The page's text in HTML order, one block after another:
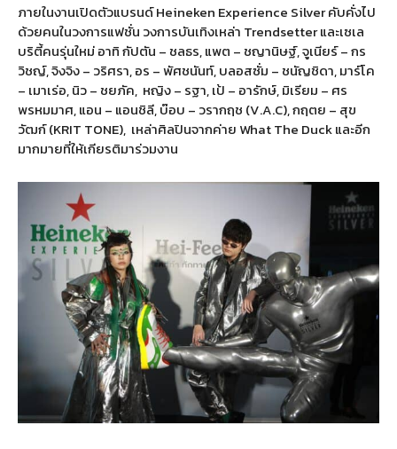
ภายในงานเปิดตัวแบรนด์ Heineken Experience Silver คับคั่งไป
ด้วยคนในวงการแฟชั่น วงการบันเทิงเหล่า Trendsetter และเซเล
บริตี้คนรุ่นใหม่ อาทิ กัปตัน – ชลธร, แพต – ชญานิษฐ์, จูเนียร์ – กร
วิชญ์, จิงจิง – วริศรา, อร – พัศชนันท์, บลอสซั่ม – ชนัญชิดา, มาร์โค
– เมาเร่อ, นิว – ชยภัค, หญิง – รฐา, เป้ – อารักษ์, มิเรียม – ศร
พรหมมาศ, แอน – แอนชิลี, บ๊อบ – วรากฤช (V.A.C), กฤตย – สุข
วัฒก์ (KRIT TONE), เหล่าศิลปินจากค่าย What The Duck และอีก
มากมายที่ให้เกียรติมาร่วมงาน